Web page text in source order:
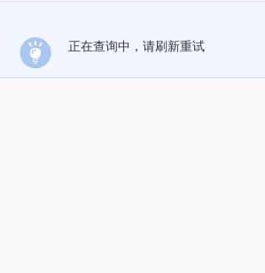
正在查询中，请刷新重试